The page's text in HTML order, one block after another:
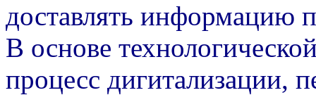
доставлять информацию
В основе
процесс дигитализации,